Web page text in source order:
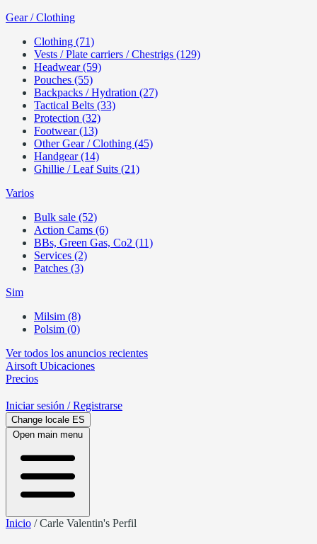
Gear / Clothing
Clothing (71)
Vests / Plate carriers / Chestrigs (129)
Headwear (59)
Pouches (55)
Backpacks / Hydration (27)
Tactical Belts (33)
Protection (32)
Footwear (13)
Other Gear / Clothing (45)
Handgear (14)
Ghillie / Leaf Suits (21)
Varios
Bulk sale (52)
Action Cams (6)
BBs, Green Gas, Co2 (11)
Services (2)
Patches (3)
Sim
Milsim (8)
Polsim (0)
Ver todos los anuncios recientes
Airsoft Ubicaciones
Precios
Iniciar sesión / Registrarse
Change locale ES
Open main menu
Inicio /Carle Valentin's Perfil